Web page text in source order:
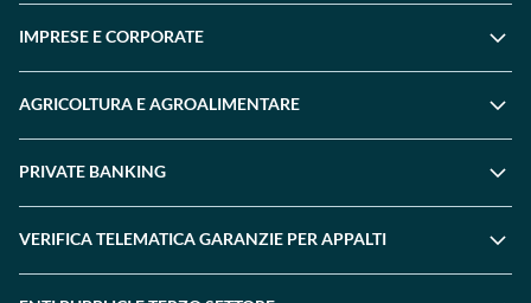
IMPRESE E CORPORATE
AGRICOLTURA E AGROALIMENTARE
PRIVATE BANKING
VERIFICA TELEMATICA GARANZIE PER APPALTI